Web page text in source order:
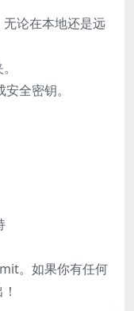
论在本地还是远
全密钥。
。如果你有任何